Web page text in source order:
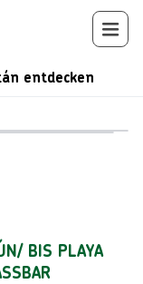
entdecken
BIS PLAYA